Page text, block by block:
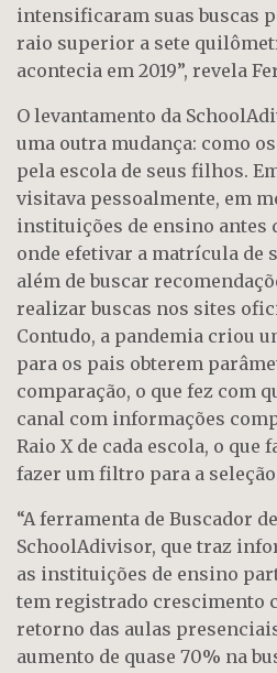
intensificaram suas buscas
raio superior a sete
acontecia em 2019”, revela
O levantamento da
uma outra mudança: como
pela escola de seus filhos.
visitava pessoalmente, em
instituições de ensino antes
onde efetivar a matrícula de
além de buscar
realizar buscas nos sites
Contudo, a pandemia criou
para os pais obterem
comparação, o que fez com
canal com informações
Raio X de cada escola, o
fazer um filtro para a
“A ferramenta de Buscador
SchoolAdivisor, que traz
as instituições de ensino
tem registrado crescimento
retorno das aulas
aumento de quase 70% na